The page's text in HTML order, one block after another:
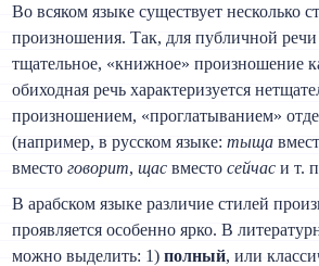
Во всяком языке существует несколько
произношения. Так, для публичной речи
тщательное, «книжное» произношение
обиходная речь характеризуется
произношением, «проглатыванием»
(например, в русском языке:тыща
вместоговорит,щас вместосейчас и т.
В арабском языке различие стилей
проявляется особенно ярко. В
можно выделить: 1)полный, или